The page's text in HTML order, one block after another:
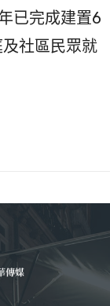
已完成建置6
社區民眾就